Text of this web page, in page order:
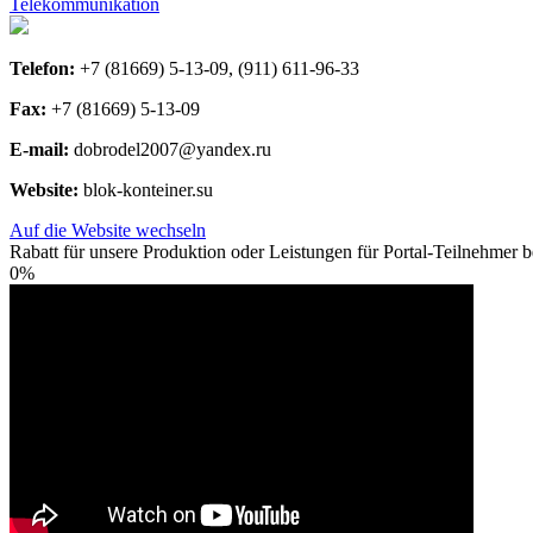
Telefon: +7 (81669) 5-13-09, (911) 611-96-33
Fax: +7 (81669) 5-13-09
E-mail: dobrodel2007@yandex.ru
Website: blok-konteiner.su
Auf die Website wechseln
Rabatt für unsere Produktion oder Leistungen für Portal-Teilnehmer
0%